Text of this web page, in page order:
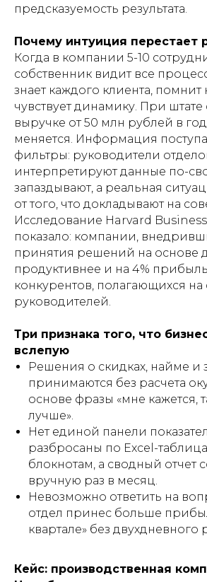
предсказуемость результата.
Почему интуиция перестает
Когда в компании 5-10
собственник видит все
знает каждого клиента, помнит
чувствует динамику. При штате
выручке от 50 млн рублей в
меняется. Информация
фильтры: руководители
интерпретируют данные по-
запаздывают, а реальная
от того, что докладывают на
Исследование Harvard
показало: компании,
принятия решений на основе
продуктивнее и на 4%
конкурентов, полагающихся на
руководителей.
Три признака того, что
вслепую
Решения о скидках, найме и
принимаются без расчета
основе фразы «мне кажется,
лучше».
Нет единой панели
разбросаны по Excel-
блокнотам, а сводный отчет
вручную раз в месяц.
Невозможно ответить на
отдел принес больше
квартале» без двухдневного
Кейс: производственная